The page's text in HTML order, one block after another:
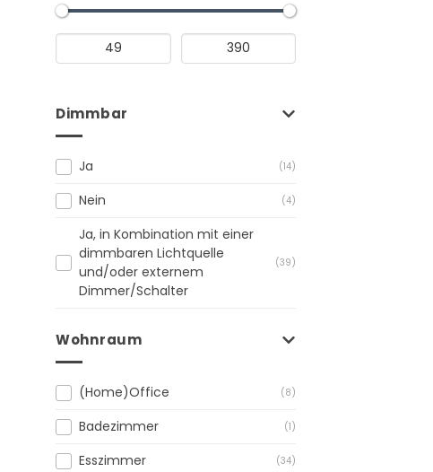
Dimmbar
Ja (14)
Nein (4)
Ja, in Kombination mit einer
dimmbaren Lichtquelle
und/oder externem
Dimmer/Schalter
(39)
Wohnraum
(Home)Office (8)
Badezimmer (1)
Esszimmer (34)